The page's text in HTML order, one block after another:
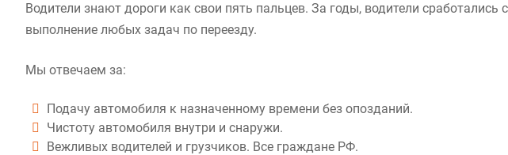
Водители знают дороги как свои пять пальцев. За годы, водители
выполнение любых задач по переезду.
Мы отвечаем за:
Подачу автомобиля к назначенному времени без опозданий.
Чистоту автомобиля внутри и снаружи.
Вежливых водителей и грузчиков. Все граждане РФ.